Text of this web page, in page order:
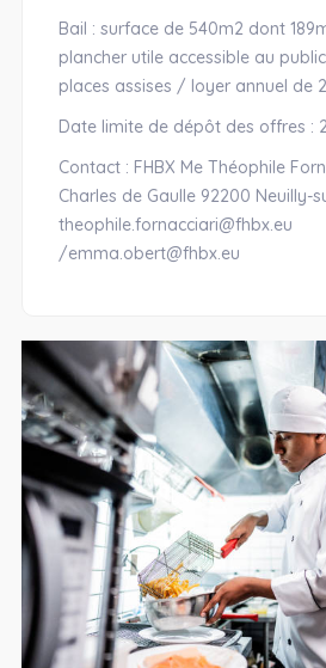
Bail : surface de 540m2 dont
plancher utile accessible au
places assises / loyer annuel de
Date limite de dépôt des offres :
Contact : FHBX Me Théophile
Charles de Gaulle 92200 Neuilly-
theophile.fornacciari@fhbx.eu
/emma.obert@fhbx.eu